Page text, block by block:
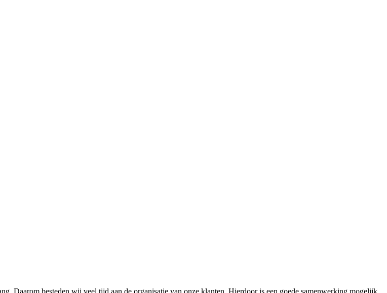
Daarom besteden wij veel tijd aan de organisatie van onze klanten. Hierdoor is een goede samenwerking mogelijk